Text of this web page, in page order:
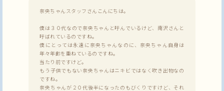
奈央ちゃんスタッフさんこんにちは。
僕は３０代なので奈央ちゃんと呼んでいるけど、南沢さんと
呼ばれているのですね。
僕にとっては永遠に奈央ちゃんなのに、奈央ちゃん自身は
年々年齢を重ねているのですね。
当たり前ですけど。
もう子供でもない奈央ちゃんはニキビではなく吹き出物なの
ですね。
奈央ちゃんが２０代後半になったのもびくりですけど、それ